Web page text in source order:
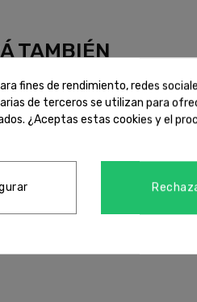
TAMBIÉN
fines de rendimiento, redes
de terceros se utilizan para
¿Aceptas estas cookies y el